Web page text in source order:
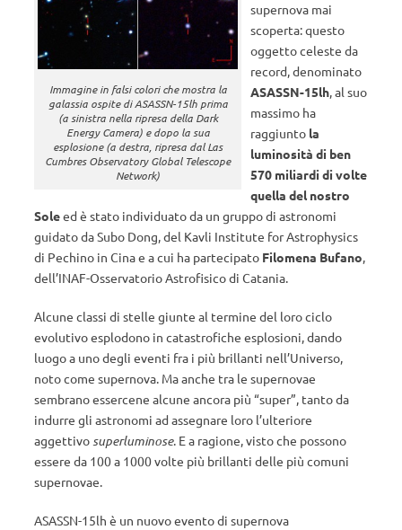
Immagine in falsi colori che mostra la
galassia ospite di ASASSN-15lh prima
(a sinistra nella ripresa della Dark
Energy Camera) e dopo la sua
esplosione (a destra, ripresa dal Las
Cumbres Observatory Global Telescope
Network)
supernova mai
scoperta: questo
oggetto celeste da
record, denominato
ASASSN-15lh, al suo
massimo ha
raggiunto la
luminosità di ben
570 miliardi di volte
quella del nostro
Soleed è stato individuato da un gruppo di astronomi
guidato da Subo Dong, del Kavli Institute for Astrophysics
di Pechino in Cina e a cui ha partecipato Filomena Bufano,
dell’INAF-Osservatorio Astrofisico di Catania.
Alcune classi di stelle giunte al termine del loro ciclo
evolutivo esplodono in catastrofiche esplosioni, dando
luogo a uno degli eventi fra i più brillanti nell’Universo,
noto come supernova. Ma anche tra le supernovae
sembrano essercene alcune ancora più “super”, tanto da
indurre gli astronomi ad assegnare loro l’ulteriore
aggettivosuperluminose. E a ragione, visto che possono
essere da 100 a 1000 volte più brillanti delle più comuni
supernovae.
ASASSN-15lh è un nuovo evento di supernova